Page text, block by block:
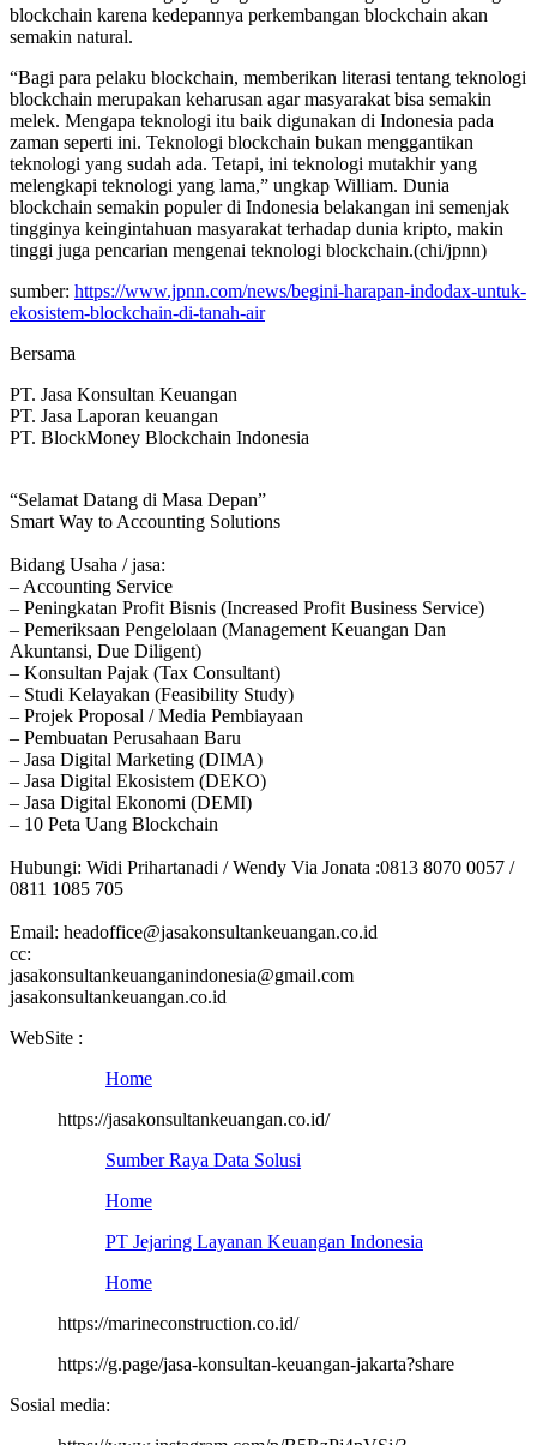
blockchain karena kedepannya perkembangan blockchain akan
semakin natural.
“Bagi para pelaku blockchain, memberikan literasi tentang teknologi
blockchain merupakan keharusan agar masyarakat bisa semakin
melek. Mengapa teknologi itu baik digunakan di Indonesia pada
zaman seperti ini. Teknologi blockchain bukan menggantikan
teknologi yang sudah ada. Tetapi, ini teknologi mutakhir yang
melengkapi teknologi yang lama,” ungkap William. Dunia
blockchain semakin populer di Indonesia belakangan ini semenjak
tingginya keingintahuan masyarakat terhadap dunia kripto, makin
tinggi juga pencarian mengenai teknologi blockchain.(chi/jpnn)
sumber: https://www.jpnn.com/news/begini-harapan-indodax-untuk-
ekosistem-blockchain-di-tanah-air
Bersama
PT. Jasa Konsultan Keuangan
PT. Jasa Laporan keuangan
PT. BlockMoney Blockchain Indonesia
“Selamat Datang di Masa Depan”
Smart Way to Accounting Solutions
Bidang Usaha / jasa:
– Accounting Service
– Peningkatan Profit Bisnis (Increased Profit Business Service)
– Pemeriksaan Pengelolaan (Management Keuangan Dan
Akuntansi, Due Diligent)
– Konsultan Pajak (Tax Consultant)
– Studi Kelayakan (Feasibility Study)
– Projek Proposal / Media Pembiayaan
– Pembuatan Perusahaan Baru
– Jasa Digital Marketing (DIMA)
– Jasa Digital Ekosistem (DEKO)
– Jasa Digital Ekonomi (DEMI)
– 10 Peta Uang Blockchain
Hubungi: Widi Prihartanadi / Wendy Via Jonata :0813 8070 0057 /
0811 1085 705
Email: headoffice@jasakonsultankeuangan.co.id
cc:
jasakonsultankeuanganindonesia@gmail.com
jasakonsultankeuangan.co.id
WebSite :
Home
https://jasakonsultankeuangan.co.id/
Sumber Raya Data Solusi
Home
PT Jejaring Layanan Keuangan Indonesia
Home
https://marineconstruction.co.id/
https://g.page/jasa-konsultan-keuangan-jakarta?share
Sosial media: